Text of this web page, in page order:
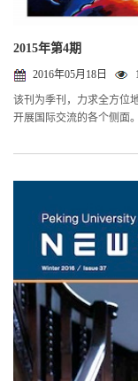
2015年第4期
2016年05月18日
该刊为季刊，力求全方位
开展国际交流的各个侧面。